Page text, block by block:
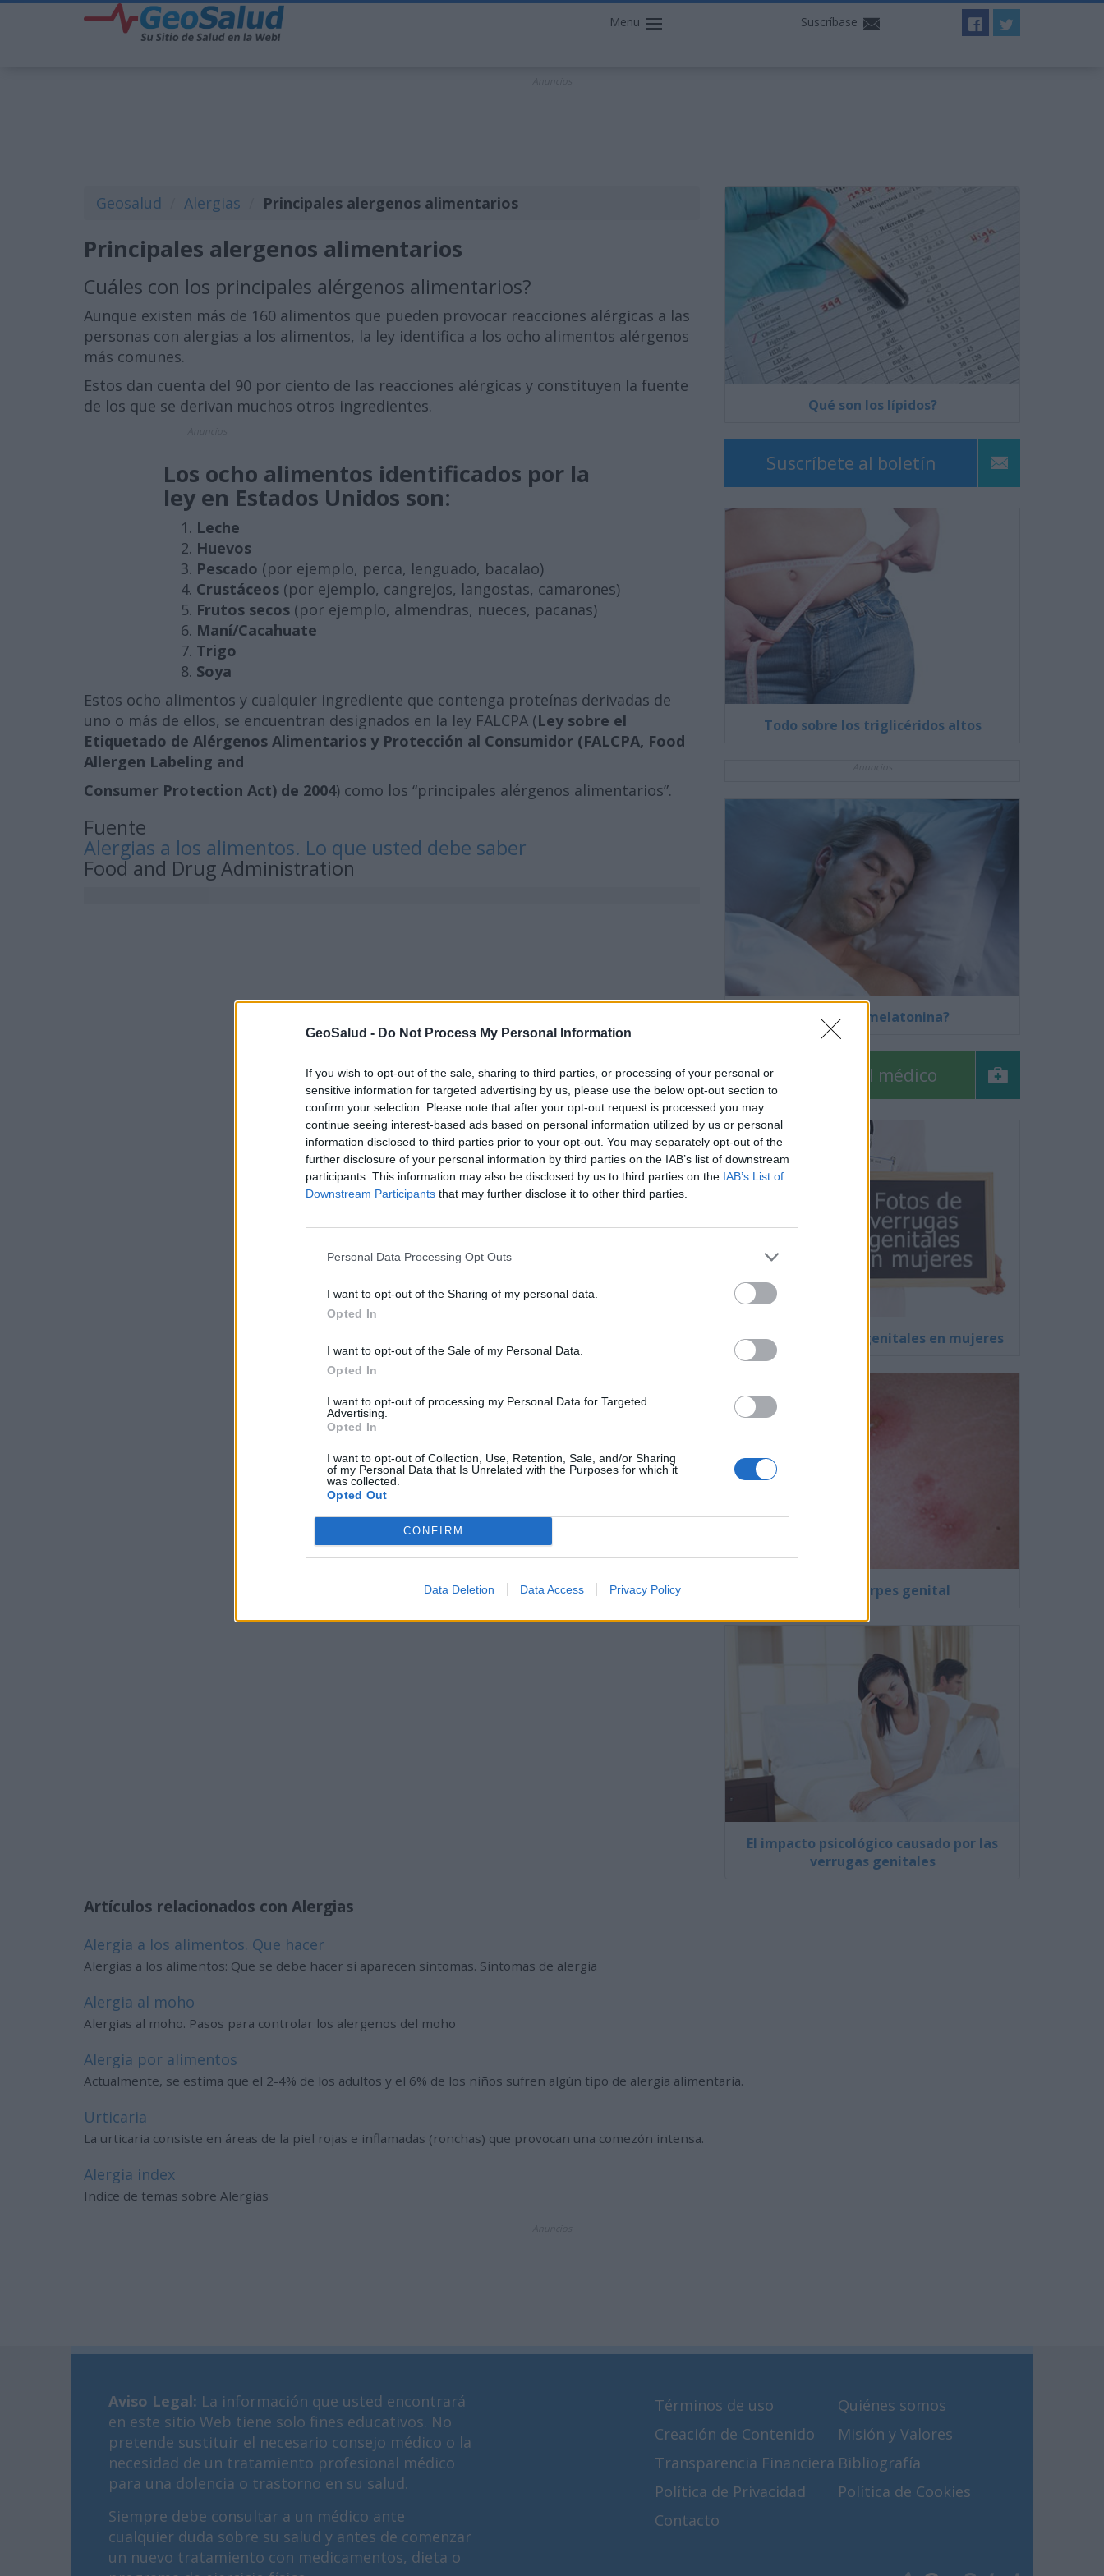
GeoSalud - Do Not Process My Personal Information
If you wish to opt-out of the sale, sharing to third parties, or processing of your personal or
sensitive information for targeted advertising by us, please use the below opt-out section to
confirm your selection. Please note that after your opt-out request is processed you may
continue seeing interest-based ads based on personal information utilized by us or personal
information disclosed to third parties prior to your opt-out. You may separately opt-out of the
further disclosure of your personal information by third parties on the IAB’s list of downstream
participants. This information may also be disclosed by us to third parties on the IAB’s List of
Downstream Participants that may further disclose it to other third parties.
Personal Data Processing Opt Outs
I want to opt-out of the Sharing of my personal data.
Opted In
I want to opt-out of the Sale of my Personal Data.
Opted In
I want to opt-out of processing my Personal Data for Targeted
Advertising.
Opted In
I want to opt-out of Collection, Use, Retention, Sale, and/or Sharing
of my Personal Data that Is Unrelated with the Purposes for which it
was collected.
Opted Out
CONFIRM
Data Deletion Data Access Privacy Policy
Menu Suscríbase
Geosalud Alergias Principales alergenos alimentarios
Principales alergenos alimentarios
Cuáles con los principales alérgenos alimentarios?
Aunque existen más de 160 alimentos que pueden provocar reacciones alérgicas a las
personas con alergias a los alimentos, la ley identifica a los ocho alimentos alérgenos
más comunes.
Estos dan cuenta del 90 por ciento de las reacciones alérgicas y constituyen la fuente
de los que se derivan muchos otros ingredientes.
Los ocho alimentos identificados por la
ley en Estados Unidos son:
Leche
Huevos
Pescado (por ejemplo, perca, lenguado, bacalao)
Crustáceos (por ejemplo, cangrejos, langostas, camarones)
Frutos secos (por ejemplo, almendras, nueces, pacanas)
Maní/Cacahuate
Trigo
Soya
Estos ocho alimentos y cualquier ingrediente que contenga proteínas derivadas de
uno o más de ellos, se encuentran designados en la ley FALCPA (Ley sobre el
Etiquetado de Alérgenos Alimentarios y Protección al Consumidor (FALCPA, Food
Allergen Labeling and
Consumer Protection Act) de 2004) como los “principales alérgenos alimentarios”.
Fuente
Alergias a los alimentos. Lo que usted debe saber
Food and Drug Administration
Qué son los lípidos?
Suscríbete al boletín
Todo sobre los triglicéridos altos
¿Qué es la melatonina?
Pregúntale al médico
Fotos de verrugas genitales en mujeres
Fotos de herpes genital
El impacto psicológico causado por las
verrugas genitales
Artículos relacionados con Alergias
Alergia a los alimentos. Que hacer
Alergias a los alimentos: Que se debe hacer si aparecen síntomas. Sintomas de alergia
Alergia al moho
Alergias al moho. Pasos para controlar los alergenos del moho
Alergia por alimentos
Actualmente, se estima que el 2-4% de los adultos y el 6% de los niños sufren algún tipo de alergia alimentaria.
Urticaria
La urticaria consiste en áreas de la piel rojas e inflamadas (ronchas) que provocan una comezón intensa.
Alergia index
Indice de temas sobre Alergias
Aviso Legal: La información que usted encontrará
en este sitio Web tiene solo fines educativos. No
pretende sustituir el necesario consejo médico o la
necesidad de un tratamiento profesional médico
para una dolencia o trastorno en su salud.
Siempre debe consultar a un médico ante
cualquier duda sobre su salud y antes de comenzar
un nuevo tratamiento con medicamentos, dieta o
Términos de uso
Quiénes somos
Creación de Contenido
Misión y Valores
Transparencia Financiera Bibliografía
Política de Privacidad
Política de Cookies
Contacto